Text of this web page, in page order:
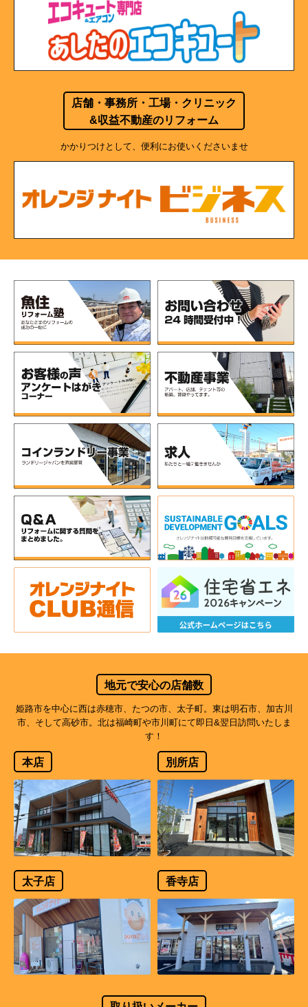
店舗・事務所・工場・クリニック
&収益不動産のリフォーム
かかりつけとして、便利にお使いくださいませ
地元で安心の店舗数
姫路市を中心に西は赤穂市、たつの市、太子町。東は明石市、加古川
市、そして高砂市。北は福崎町や市川町にて即日&翌日訪問いたしま
す！
本店 別所店
太子店 香寺店